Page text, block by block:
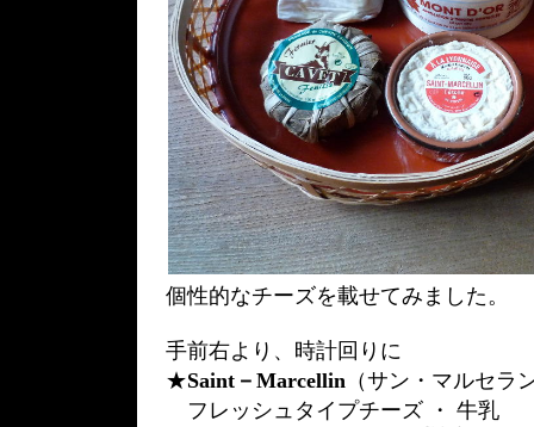
個性的なチーズを載せてみました。
手前右より、時計回りに
★Saint－Marcellin （サン・マルセラ
フレッシュタイプチーズ ・ 牛乳